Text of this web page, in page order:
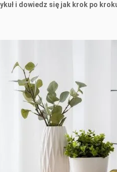
i dowiedz się jak krok po